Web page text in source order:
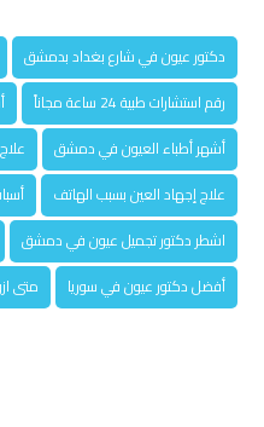
دكتور عيون في شارع بغداد بدمشق
رقم استشارات طبية 24 ساعة مجاناً
أشهر أطباء العيون في دمشق
علاج إجهاد العين بسبب الهاتف
اشطر دكتور تجميل عيون في دمشق
أفضل دكتور عيون في سوريا
متى